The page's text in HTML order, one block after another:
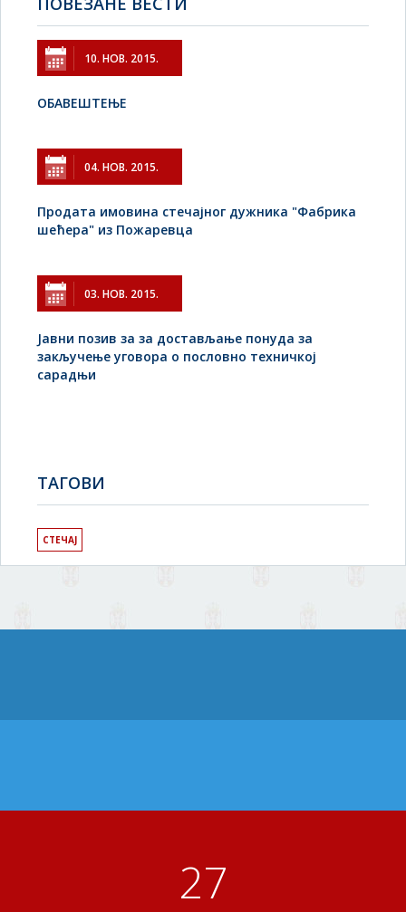
10. НОВ. 2015.
ОБАВЕШТЕЊЕ
04. НОВ. 2015.
Продата имовина стечајног дужника "Фабрика
шећера" из Пожаревца
03. НОВ. 2015.
Јавни позив за за достављање понуда за
закључење уговора о пословно техничкој
сарадњи
TAГОВИ
СТЕЧАЈ
31